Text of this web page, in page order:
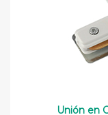
Unión en